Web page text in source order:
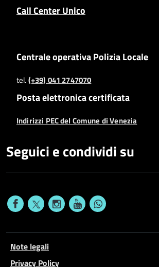
Call Center Unico
Centrale operativa Polizia Locale
tel.(+39) 041 2747070
Posta elettronica certificata
Indirizzi PEC del Comune di Venezia
Seguici e condividi su
Note legali
Privacy Policy